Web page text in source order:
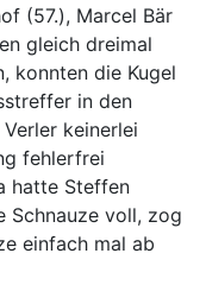
(57.), Marcel Bär
gleich dreimal
konnten die Kugel
in den
keinerlei
fehlerfrei
hatte Steffen
Schnauze voll, zog
einfach mal ab